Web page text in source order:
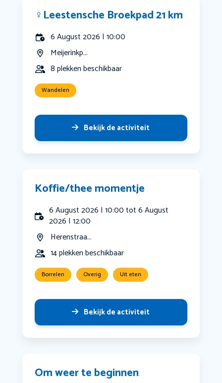
‍♀️Leestensche Broekpad 21 km
6 August 2026 | 10:00
Meijerinkp...
8 plekken beschikbaar
Wandelen
Bekijk de activiteit
Koffie/thee momentje
6 August 2026 | 10:00 tot 6 August
2026 | 12:00
Herenstraa...
14 plekken beschikbaar
Borrelen Overig Uit eten
Bekijk de activiteit
Om weer te beginnen